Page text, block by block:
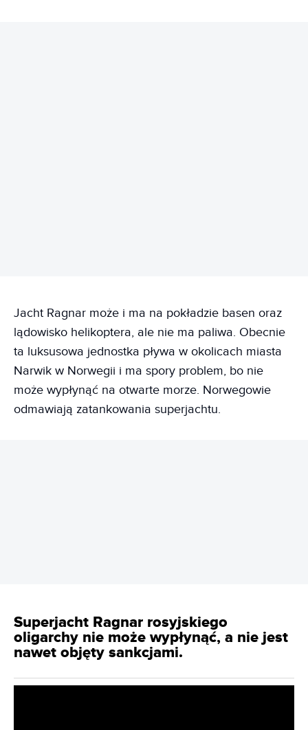
Jacht Ragnar może i ma na pokładzie basen oraz
lądowisko helikoptera, ale nie ma paliwa. Obecnie
ta luksusowa jednostka pływa w okolicach miasta
Narwik w Norwegii i ma spory problem, bo nie
może wypłynąć na otwarte morze. Norwegowie
odmawiają zatankowania superjachtu.
Superjacht Ragnar rosyjskiego
oligarchy nie może wypłynąć, a nie jest
nawet objęty sankcjami.